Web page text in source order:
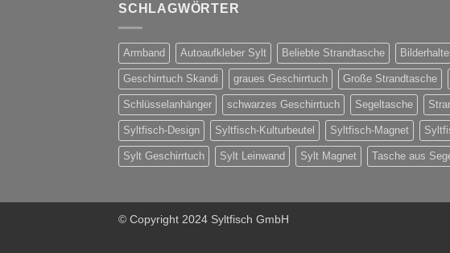
SCHLAGWÖRTER
Armband Autoaufkleber Sylt Beliebte Strandtasche
Geschirrtuch Skandi graues Geschirrtuch Große Strandtasche
Schlüsselanhänger schwarzes Geschirrtuch Segeltasche
Syltfisch-Design Syltfisch-Kulturbeutel Syltfisch-Magnet
Sylt Geschirrtuch Sylt Leinwand Sylt Magnet Tasche aus
© Copyright 2024 Syltfisch GmbH